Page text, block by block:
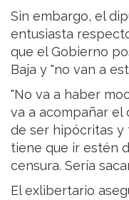
Sin embargo, el
entusiasta
que el Gobierno
Baja y "no van a
"No va a haber
va a acompañar el
de ser hipócritas y
tiene que ir estén
censura. Sería
El exlibertario